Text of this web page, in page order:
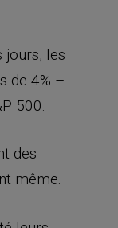
jours, les
de 4% –
500.
des
même.